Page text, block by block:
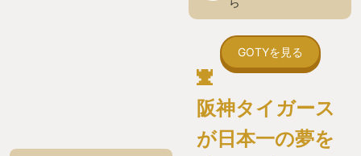
GOTYを見る
阪神タイガース
が日本一の夢を